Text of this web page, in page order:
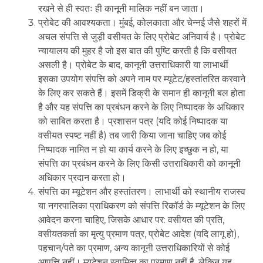
रखने से ही स्वतः ही कानूनी मालिक नहीं बन जाता।
प्रोबेट की आवश्यकता। मुंबई, कोलकाता और चेन्नई जैसे शहरों में
अचल संपत्ति से जुड़ी वसीयत के लिए प्रोबेट अनिवार्य है। प्रोबेट
न्यायालय की मुहर है जो इस बात की पुष्टि करती है कि वसीयत
असली है। प्रोबेट के बाद, कानूनी उत्तराधिकारी या लाभार्थी
इसका उपयोग संपत्ति को अपने नाम पर म्यूटेट/हस्तांतरित करवाने
के लिए कर सकते हैं। इसमें डिक्री के समान ही कानूनी बल होता
है और यह संपत्ति का प्रबंधन करने के लिए निष्पादक के अधिकार
को साबित करता है। प्रशासन पत्र (यदि कोई निष्पादक या
वसीयत स्पष्ट नहीं है) तब जारी किया जाना चाहिए जब कोई
निष्पादक नामित न हो या कार्य करने के लिए इच्छुक न हो, या
संपत्ति का प्रबंधन करने के लिए किसी उत्तराधिकारी को कानूनी
अधिकार प्रदान करता हो।
संपत्ति का म्यूटेशन और हस्तांतरण। लाभार्थी को स्थानीय राजस्व
या नगरपालिका प्राधिकरण को संपत्ति रिकॉर्ड के म्यूटेशन के लिए
आवेदन करना चाहिए, जिसके आधार पर: वसीयत की प्रति,
वसीयतकर्ता का मृत्यु प्रमाण पत्र, प्रोबेट आदेश (यदि लागू हो),
पहचान/पते का प्रमाण, अन्य कानूनी उत्तराधिकारियों से कोई